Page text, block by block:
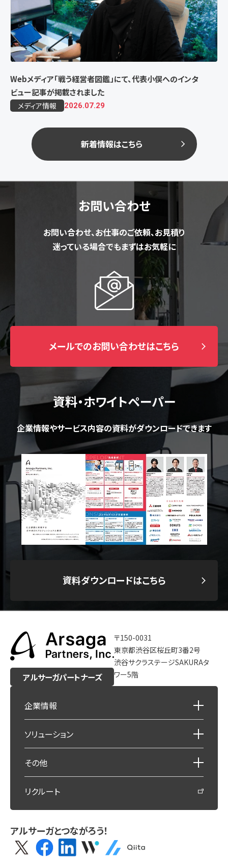
Webメディア「戦う経営者図鑑」にて、代表小俣へのインタ
ビュー記事が掲載されました
メディア情報 2026.07.29
新着情報はこちら
お問い合わせ
お問い合わせ、お仕事のご依頼、お見積り
迷っている場合でもまずはお気軽に
メールでのお問い合わせはこちら
資料・ホワイトペーパー
企業情報やサービス内容の資料がダウンロードできます
資料ダウンロードはこちら
アルサーガパートナーズ
〒150-0031
東京都渋谷区桜丘町3番2号
渋谷サクラステージSAKURAタ
ワー5階
企業情報
ソリューション
その他
リクルート
アルサーガとつながろう！